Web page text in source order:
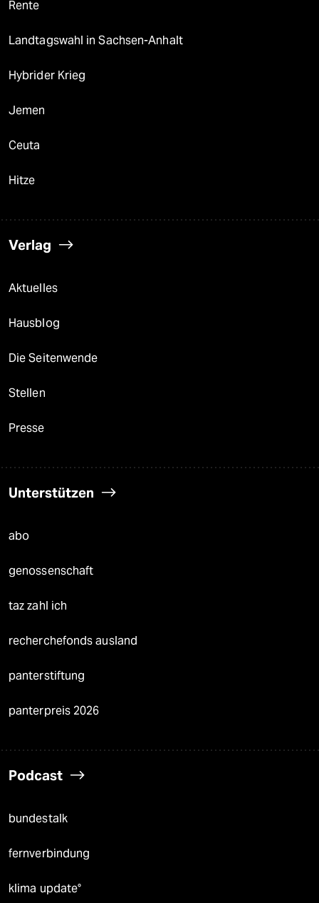
Rente
Landtagswahl in Sachsen-Anhalt
Hybrider Krieg
Jemen
Ceuta
Hitze
Verlag
Aktuelles
Hausblog
Die Seitenwende
Stellen
Presse
Unterstützen
abo
genossenschaft
taz zahl ich
recherchefonds ausland
panterstiftung
panterpreis 2026
Podcast
bundestalk
fernverbindung
klima update°